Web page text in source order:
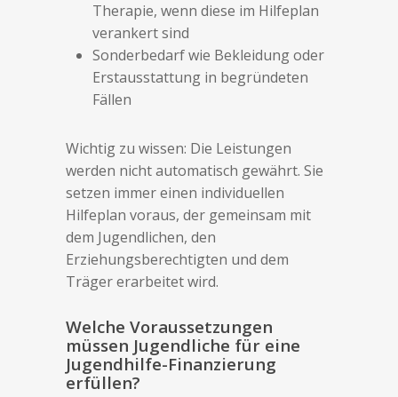
Therapie, wenn diese im Hilfeplan
verankert sind
Sonderbedarf wie Bekleidung oder
Erstausstattung in begründeten
Fällen
Wichtig zu wissen: Die Leistungen
werden nicht automatisch gewährt. Sie
setzen immer einen individuellen
Hilfeplan voraus, der gemeinsam mit
dem Jugendlichen, den
Erziehungsberechtigten und dem
Träger erarbeitet wird.
Welche Voraussetzungen
müssen Jugendliche für eine
Jugendhilfe-Finanzierung
erfüllen?